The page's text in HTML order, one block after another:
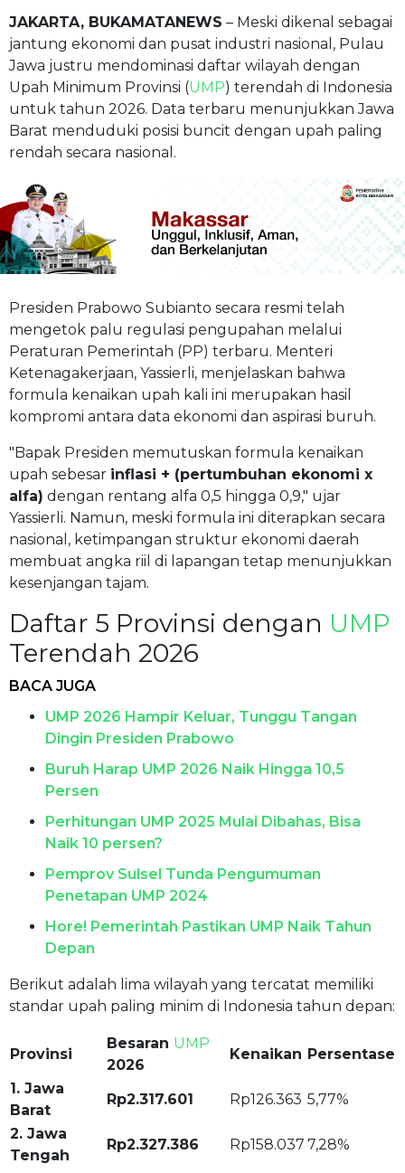
JAKARTA, BUKAMATANEWS – Meski dikenal sebagai
jantung ekonomi dan pusat industri nasional, Pulau
Jawa justru mendominasi daftar wilayah dengan
Upah Minimum Provinsi (UMP) terendah di Indonesia
untuk tahun 2026. Data terbaru menunjukkan Jawa
Barat menduduki posisi buncit dengan upah paling
rendah secara nasional.
Presiden Prabowo Subianto secara resmi telah
mengetok palu regulasi pengupahan melalui
Peraturan Pemerintah (PP) terbaru. Menteri
Ketenagakerjaan, Yassierli, menjelaskan bahwa
formula kenaikan upah kali ini merupakan hasil
kompromi antara data ekonomi dan aspirasi buruh.
"Bapak Presiden memutuskan formula kenaikan
upah sebesar inflasi + (pertumbuhan ekonomi x
alfa) dengan rentang alfa 0,5 hingga 0,9," ujar
Yassierli. Namun, meski formula ini diterapkan secara
nasional, ketimpangan struktur ekonomi daerah
membuat angka riil di lapangan tetap menunjukkan
kesenjangan tajam.
Daftar 5 Provinsi dengan UMP
Terendah 2026
BACA JUGA
UMP 2026 Hampir Keluar, Tunggu Tangan
Dingin Presiden Prabowo
Buruh Harap UMP 2026 Naik Hingga 10,5
Persen
Perhitungan UMP 2025 Mulai Dibahas, Bisa
Naik 10 persen?
Pemprov Sulsel Tunda Pengumuman
Penetapan UMP 2024
Hore! Pemerintah Pastikan UMP Naik Tahun
Depan
Berikut adalah lima wilayah yang tercatat memiliki
standar upah paling minim di Indonesia tahun depan:
Provinsi
Besaran UMP
2026
Kenaikan Persentase
1. Jawa
Barat
Rp2.317.601 Rp126.363 5,77%
2. Jawa
Tengah
Rp2.327.386 Rp158.037 7,28%